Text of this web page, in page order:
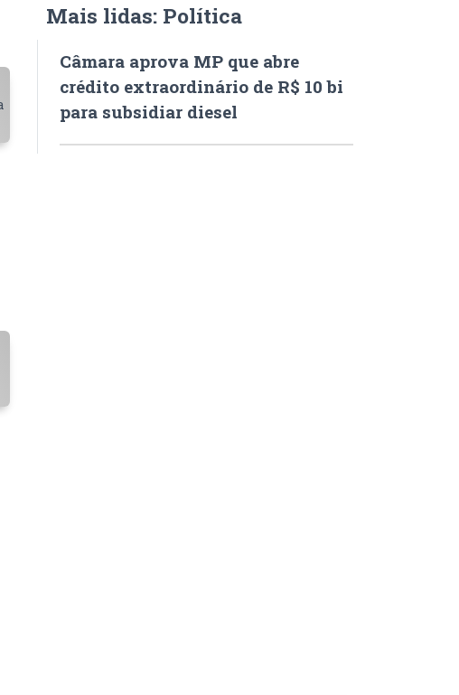
Mais lidas: Política
Câmara aprova MP que abre
crédito extraordinário de R$ 10 bi
para subsidiar diesel